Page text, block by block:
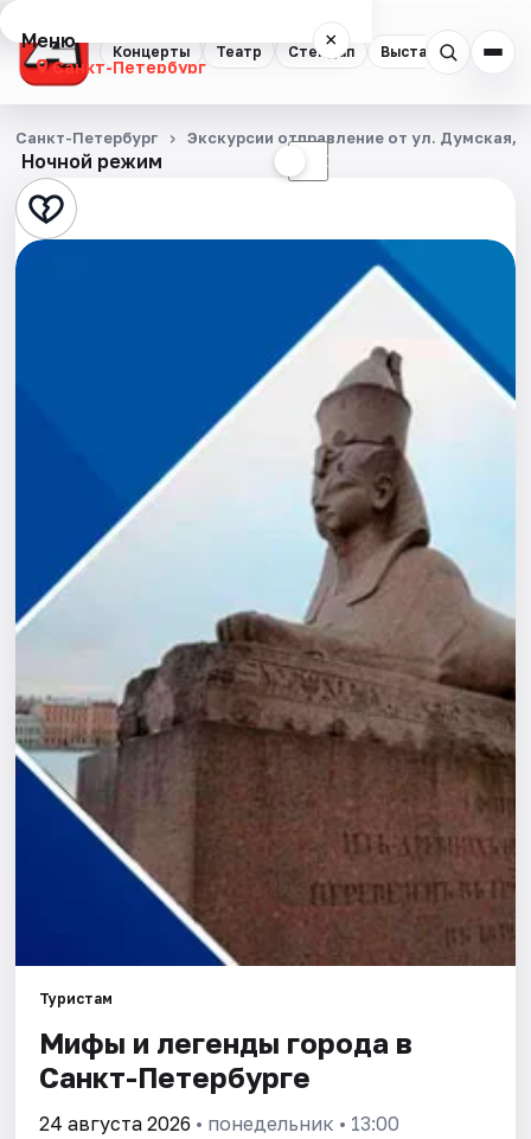
Концерты Театр Стендап Выставки
Меню ×
Санкт-Петербург
Концерты
Театр
Стендап
Города
Артисты
Рейтинги
Ночной режим ☾
Санкт-Петербург Экскурсии отправление от ул. Думская,
Туристам
Мифы и легенды города в
Санкт-Петербурге
24 августа 2026 • понедельник • 13:00